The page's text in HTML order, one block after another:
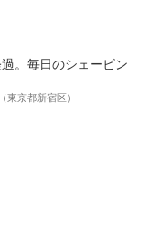
。毎日のシェービン
東京都新宿区）